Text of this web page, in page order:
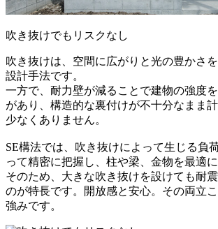
吹き抜けでもリスクなし
吹き抜けは、空間に広がりと光の豊かさ
設計手法です。
一方で、耐力壁が減ることで建物の強度
があり、構造的な裏付けが不十分なまま
少なくありません。
SE構法では、吹き抜けによって生じる負
って精密に把握し、柱や梁、金物を最適に
そのため、大きな吹き抜けを設けても耐
のが特長です。開放感と安心。その両立
強みです。